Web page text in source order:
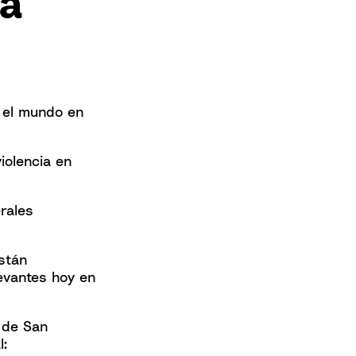
mundo en
en
hoy en
San